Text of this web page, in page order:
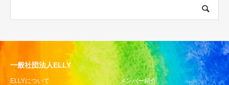
一般社団法人ELLY
ELLYについて メンバー紹介